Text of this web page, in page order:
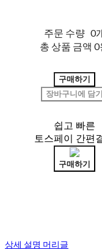
주문 수량 0
총 상품 금액 0
구매하기
장바구니에 담기
쉽고 빠른
토스페이 간편
구매하기
상세 설명 머리글